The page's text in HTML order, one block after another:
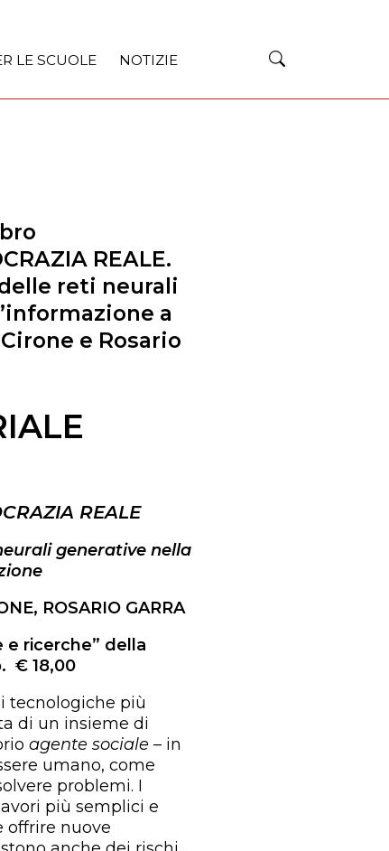
LE SCUOLE
NOTIZIE
REALE.
reti neurali
a
e Rosario
REALE
generative nella
ROSARIO GARRA
e ricerche” della
€ 18,00
tecnologiche più
di un insieme di
agente sociale – in
umano, come
problemi. I
più semplici e
offrire nuove